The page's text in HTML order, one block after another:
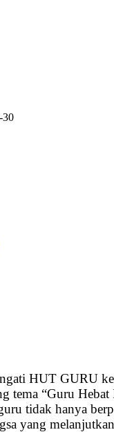
30
HUT GURU
tema “Guru Hebat
tidak hanya
yang